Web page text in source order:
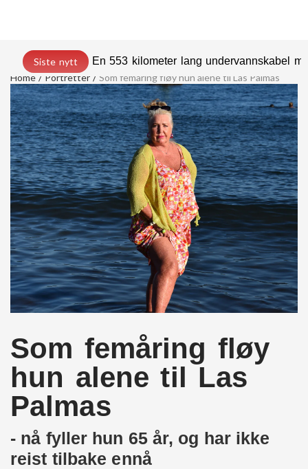
Siste nytt
En 553 kilometer lang undervannskabel
Home
Portretter Som femåring fløy hun alene til Las Palmas
Som femåring fløy
hun alene til Las
Palmas
- nå fyller hun 65 år, og har ikke
reist tilbake ennå